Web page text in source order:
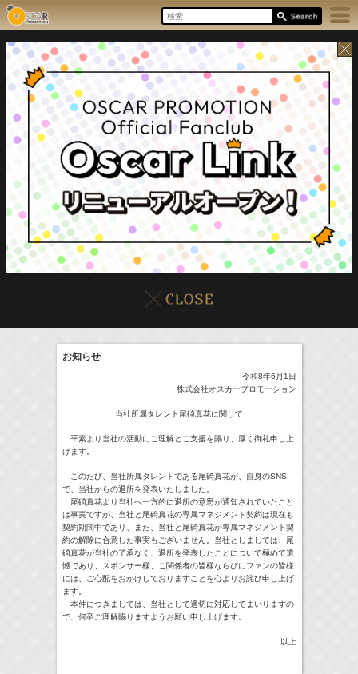
本日の出演情報
河北麻友子のマユコレ！ 河北麻友子
22:00-
Tシャツが乾くまで 庄司浩平
> More
お知らせ
令和8年6月1日
株式会社オスカープロモーション
当社所属タレント尾碕真花に関して
平素より当社の活動にご理解とご支援を賜り、厚く御礼申し上
げます。
このたび、当社所属タレントである尾碕真花が、自身のSNS
で、当社からの退所を発表いたしました。
尾碕真花より当社へ一方的に退所の意思が通知されていたこと
は事実ですが、当社と尾碕真花の専属マネジメント契約は現在も
契約期間中であり、また、当社と尾碕真花が専属マネジメント契
約の解除に合意した事実もございません。当社としましては、尾
碕真花が当社の了承なく、退所を発表したことについて極めて遺
憾であり、スポンサー様、ご関係者の皆様ならびにファンの皆様
には、ご心配をおかけしておりますことを心よりお詫び申し上げ
ます。
本件につきましては、当社として適切に対応してまいりますの
で、何卒ご理解賜りますようお願い申し上げます。
以上